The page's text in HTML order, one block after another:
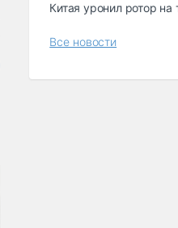
Китая уронил ротор на
Все новости